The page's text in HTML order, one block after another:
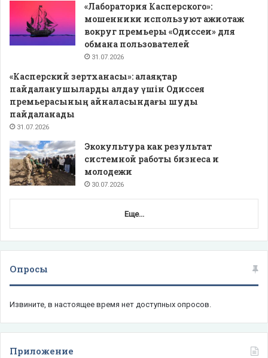
«Лаборатория Касперского»:
мошенники используют ажиотаж
вокруг премьеры «Одиссеи» для
обмана пользователей
31.07.2026
«Касперский зертханасы»: алаяқтар
пайдаланушыларды алдау үшін Одиссея
премьерасының айналасындағы шуды
пайдаланады
31.07.2026
Экокультура как результат
системной работы бизнеса и
молодежи
30.07.2026
Еще...
Опросы
Извините, в настоящее время нет доступных опросов.
Приложение